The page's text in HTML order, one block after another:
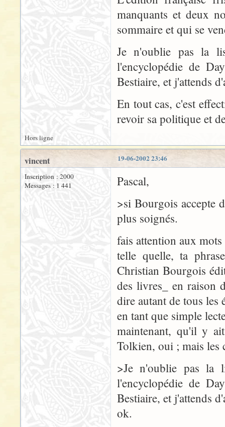
manquants et deux
sommaire et qui se
Je n'oublie pas la
l'encyclopédie de
Bestiaire, et j'attends
En tout cas, c'est
revoir sa politique et
Hors ligne
19-06-2002 23:46
vincent
Inscription : 2000
Messages : 1 441
Pascal,
>si Bourgois accepte
plus soignés.
fais attention aux
telle quelle, ta
Christian Bourgois
des livres_ en raison
dire autant de tous les
en tant que simple
maintenant, qu'il y
Tolkien, oui ; mais les
>Je n'oublie pas la
l'encyclopédie de
Bestiaire, et j'attends
ok.